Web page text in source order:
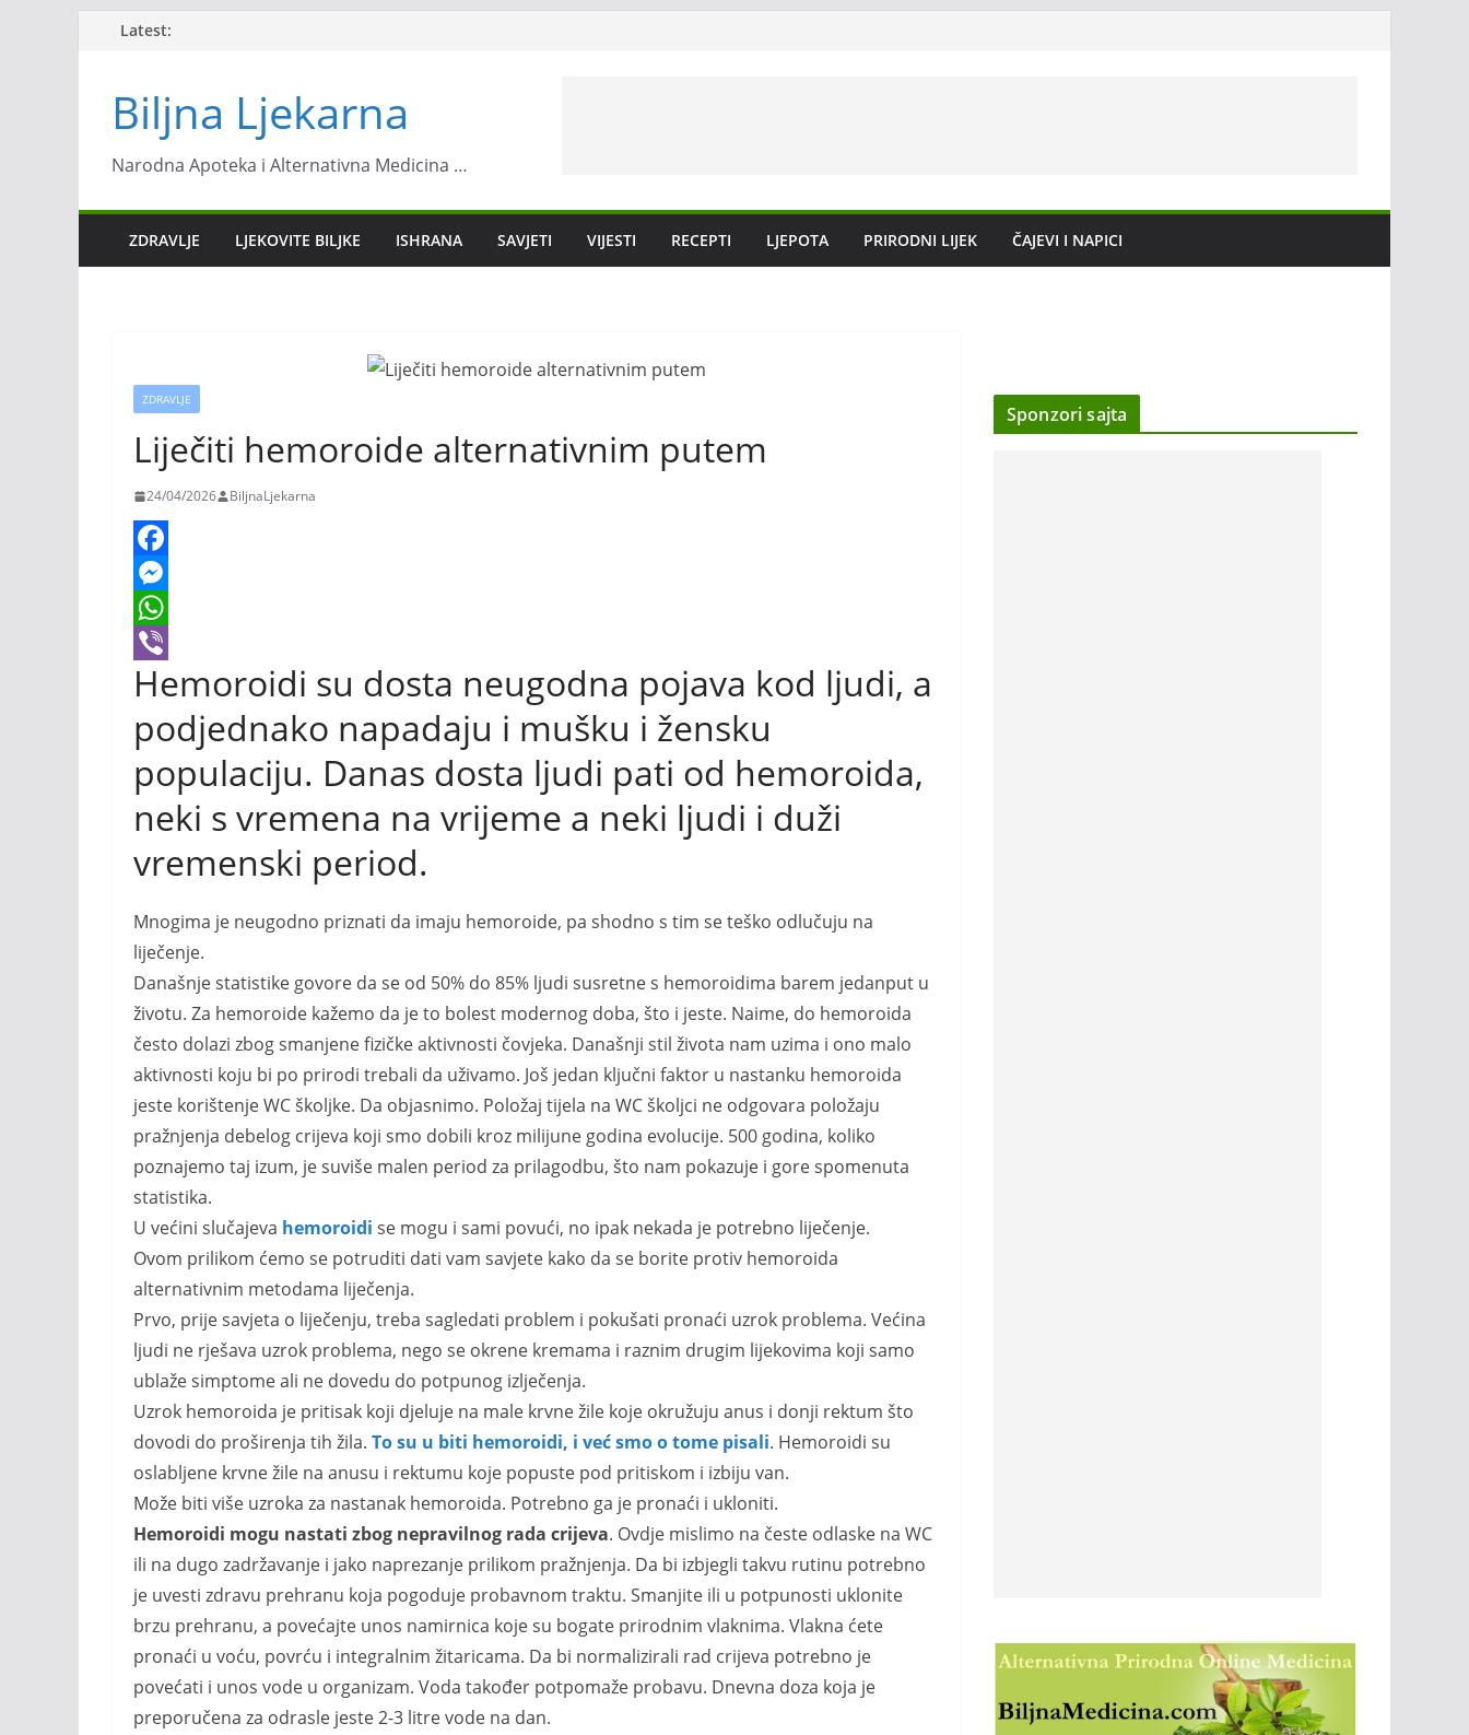
Latest:
Biljna Ljekarna
Narodna Apoteka i Alternativna Medicina …
ZDRAVLJE LJEKOVITE BILJKE ISHRANA SAVJETI VIJESTI RECEPTI LJEPOTA PRIRODNI LIJEK ČAJEVI I NAPICI
ZDRAVLJE
Liječiti hemoroide alternativnim putem
24/04/2026 BiljnaLjekarna
F
a
c
e
o
o
k
M
e
s
e
n
g
e
W
h
t
s
A
p
V
b
e
r
Hemoroidi su dosta neugodna pojava kod ljudi, a
podjednako napadaju i mušku i žensku
populaciju. Danas dosta ljudi pati od hemoroida,
neki s vremena na vrijeme a neki ljudi i duži
vremenski period.
Mnogima je neugodno priznati da imaju hemoroide, pa shodno s tim se teško odlučuju na
liječenje.
Današnje statistike govore da se od 50% do 85% ljudi susretne s hemoroidima barem jedanput u
životu. Za hemoroide kažemo da je to bolest modernog doba, što i jeste. Naime, do hemoroida
često dolazi zbog smanjene fizičke aktivnosti čovjeka. Današnji stil života nam uzima i ono malo
aktivnosti koju bi po prirodi trebali da uživamo. Još jedan ključni faktor u nastanku hemoroida
jeste korištenje WC školjke. Da objasnimo. Položaj tijela na WC školjci ne odgovara položaju
pražnjenja debelog crijeva koji smo dobili kroz milijune godina evolucije. 500 godina, koliko
poznajemo taj izum, je suviše malen period za prilagodbu, što nam pokazuje i gore spomenuta
statistika.
U većini slučajeva hemoroidi se mogu i sami povući, no ipak nekada je potrebno liječenje.
Ovom prilikom ćemo se potruditi dati vam savjete kako da se borite protiv hemoroida
alternativnim metodama liječenja.
Prvo, prije savjeta o liječenju, treba sagledati problem i pokušati pronaći uzrok problema. Većina
ljudi ne rješava uzrok problema, nego se okrene kremama i raznim drugim lijekovima koji samo
ublaže simptome ali ne dovedu do potpunog izlječenja.
Uzrok hemoroida je pritisak koji djeluje na male krvne žile koje okružuju anus i donji rektum što
dovodi do proširenja tih žila. To su u biti hemoroidi, i već smo o tome pisali. Hemoroidi su
oslabljene krvne žile na anusu i rektumu koje popuste pod pritiskom i izbiju van.
Može biti više uzroka za nastanak hemoroida. Potrebno ga je pronaći i ukloniti.
Hemoroidi mogu nastati zbog nepravilnog rada crijeva. Ovdje mislimo na česte odlaske na WC
ili na dugo zadržavanje i jako naprezanje prilikom pražnjenja. Da bi izbjegli takvu rutinu potrebno
je uvesti zdravu prehranu koja pogoduje probavnom traktu. Smanjite ili u potpunosti uklonite
brzu prehranu, a povećajte unos namirnica koje su bogate prirodnim vlaknima. Vlakna ćete
pronaći u voću, povrću i integralnim žitaricama. Da bi normalizirali rad crijeva potrebno je
povećati i unos vode u organizam. Voda također potpomaže probavu. Dnevna doza koja je
preporučena za odrasle jeste 2-3 litre vode na dan.
Sponzori sajta